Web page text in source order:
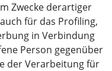
Zwecke derartiger
für das Profiling,
in Verbindung
Person gegenüber
der Verarbeitung für